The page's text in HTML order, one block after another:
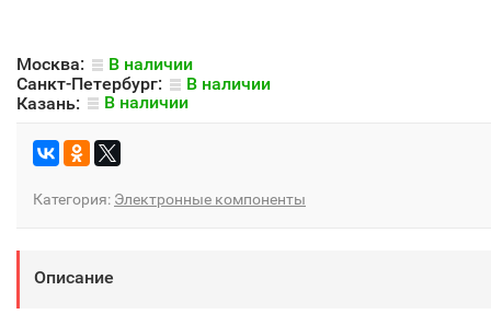
Москва:
В наличии
Санкт-Петербург:
В наличии
Казань:
В наличии
Категория: Электронные компоненты
Описание